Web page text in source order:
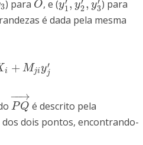
3) para O
O , e (y1, y2, y3
y1′, y2′,y3′) para
é dada pela mesma
i + Mjiy′
j
j yj′
PQ
−→
−
PQ→é descrito pela
dois pontos, encontrando-